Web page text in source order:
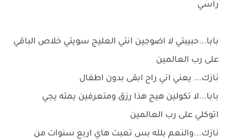
راسي
بابا...حبيبتي لا اضوجين انتي العليج سويتي خلاص الباقي
على رب العالمين
نازك... يعني اني راح ابقى بدون اطفال
بابا...لا تكولين هيج هذا رزق ومتعرفين يمته يجي
اتوكلي على رب العالمين
نازك...والنعم بلله بس تعبت هاي اربع سنوات من